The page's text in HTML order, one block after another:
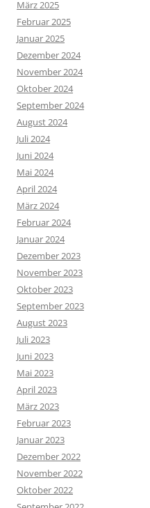
März 2025
Februar 2025
Januar 2025
Dezember 2024
November 2024
Oktober 2024
September 2024
August 2024
Juli 2024
Juni 2024
Mai 2024
April 2024
März 2024
Februar 2024
Januar 2024
Dezember 2023
November 2023
Oktober 2023
September 2023
August 2023
Juli 2023
Juni 2023
Mai 2023
April 2023
März 2023
Februar 2023
Januar 2023
Dezember 2022
November 2022
Oktober 2022